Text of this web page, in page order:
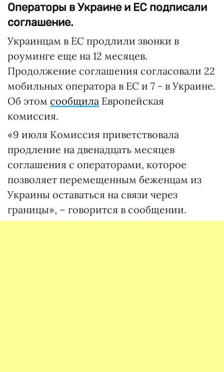
Операторы в Украине и ЕС подписали
соглашение.
Украинцам в ЕС продлили звонки в
роуминге еще на 12 месяцев.
Продолжение соглашения согласовали 22
мобильных оператора в ЕС и 7 - в Украине.
Об этом сообщила Европейская
комиссия.
«9 июля Комиссия приветствовала
продление на двенадцать месяцев
соглашения с операторами, которое
позволяет перемещенным беженцам из
Украины оставаться на связи через
границы», – говорится в сообщении.